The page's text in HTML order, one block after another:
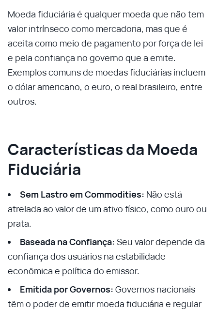
Moeda fiduciária é qualquer moeda que não tem
valor intrínseco como mercadoria, mas que é
aceita como meio de pagamento por força de lei
e pela confiança no governo que a emite.
Exemplos comuns de moedas fiduciárias incluem
o dólar americano, o euro, o real brasileiro, entre
outros.
Características da Moeda
Fiduciária
Sem Lastro em Commodities: Não está
atrelada ao valor de um ativo físico, como ouro ou
prata.
Baseada na Confiança: Seu valor depende da
confiança dos usuários na estabilidade
econômica e política do emissor.
Emitida por Governos: Governos nacionais
têm o poder de emitir moeda fiduciária e regular